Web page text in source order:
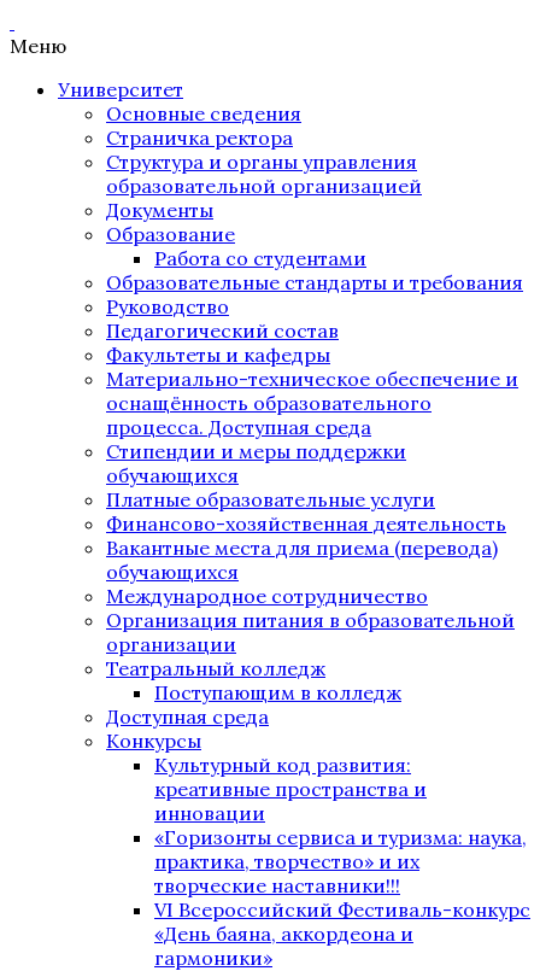
Меню
Университет
Основные сведения
Страничка ректора
Структура и органы управления
образовательной организацией
Документы
Образование
Работа со студентами
Образовательные стандарты и требования
Руководство
Педагогический состав
Факультеты и кафедры
Материально-техническое обеспечение и
оснащённость образовательного
процесса. Доступная среда
Стипендии и меры поддержки
обучающихся
Платные образовательные услуги
Финансово-хозяйственная деятельность
Вакантные места для приема (перевода)
обучающихся
Международное сотрудничество
Организация питания в образовательной
организации
Театральный колледж
Поступающим в колледж
Доступная среда
Конкурсы
Культурный код развития:
креативные пространства и
инновации
«Горизонты сервиса и туризма: наука,
практика, творчество» и их
творческие наставники!!!
VI Всероссийский Фестиваль-конкурс
«День баяна, аккордеона и
гармоники»